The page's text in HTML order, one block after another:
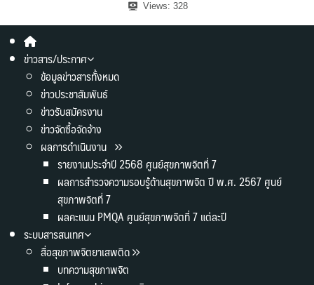
Views: 328
ข่าวสาร/ประกาศ
ข้อมูลข่าวสารทั้งหมด
ข่าวประชาสัมพันธ์
ข่าวรับสมัครงาน
ข่าวจัดซื้อจัดจ้าง
ผลการดำเนินงาน
รายงานประจำปี 2568 ศูนย์สุขภาพจิตที่ 7
ผลการสำรวจความรอบรู้ด้านสุขภาพจิต ปี พ.ศ. 2567 ศูนย์
สุขภาพจิตที่ 7
ผลคะแนน PMQA ศูนย์สุขภาพจิตที่ 7 แต่ละปี
ระบบสารสนเทศ
สื่อสุขภาพจิตยาเสพติด
บทความสุขภาพจิต